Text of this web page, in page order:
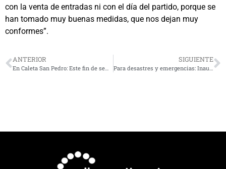
con la venta de entradas ni con el día del partido, porque se
han tomado muy buenas medidas, que nos dejan muy
conformes”.
ANTERIOR
En Caleta San Pedro: Este fin de semana se realiza la fiesta costumbrista de «La Macha»
SIGUIENTE
Para desastres y emergencias: Inauguran Punto de Posada de Helicópteros en Monte Patria